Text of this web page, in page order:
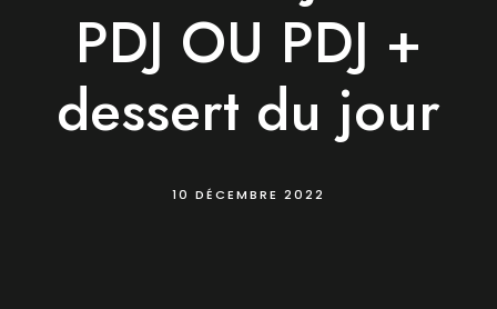
PDJ OU PDJ +
dessert du jour
10 DÉCEMBRE 2022